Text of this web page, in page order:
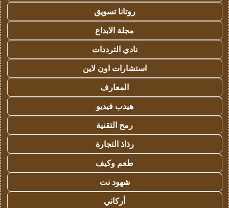
روتانا تسويق
مجلة الابداع
نادي الترددات
استشارات اون لاين
المعارف
هيدب فيديو
رمح التقنية
رذاذ التجارة
طعم وكيف
شهود نت
أركاني